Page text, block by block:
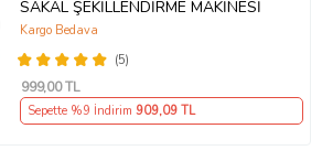
SAKAL ŞEKİLLENDİRME MAKİNESİ
(5)
Kargo Bedava
999,00 TL
Sepette %9 İndirim 909,09 TL